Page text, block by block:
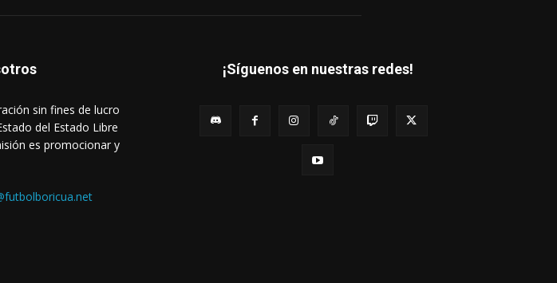
sin fines de lucro
del Estado Libre
es promocionar y
¡Síguenos en nuestras redes!